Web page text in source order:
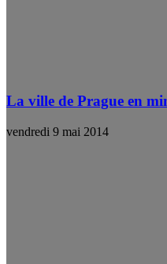
La ville de Prague en
vendredi 9 mai 2014